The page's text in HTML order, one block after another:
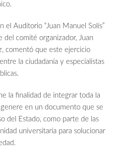
el Auditorio “Juan Manuel Solís”
del comité organizador, Juan
comentó que este ejercicio
la ciudadanía y especialistas
la finalidad de integrar toda la
en un documento que se
del Estado, como parte de las
universitaria para solucionar